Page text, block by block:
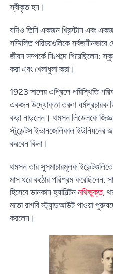
স্বীকৃত হন।
যদিও তিনি একজন খ্রিস্টান এবং
সম্মিলিত পরিচয়গুলিকে
জীবন সম্পর্কে নিঃশব্দে গিয়েছিলেন:
করা এবং খেলাধুলা করা।
1923 সালের এপ্রিলে পরিস্থিতি
একজন উদ্যোক্তা তরুণ ধর্মপ্রচারক
কড়া নাড়লেন। থমসন লিডেলকে
স্টুডেন্টস ইভানজেলিকাল
করবেন কিনা।
থমসন তার সুসমাচারমূলক
মাস ধরে কঠোর পরিশ্রম করেছিলেন,
হিসেবে ডানকান হ্যামিল্টননথিভুক্ত,
মতো রাগবি স্ট্যান্ডআউট পাওয়া
করলেন।